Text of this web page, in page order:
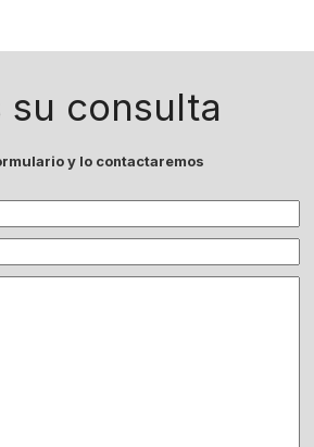
su consulta
y lo contactaremos